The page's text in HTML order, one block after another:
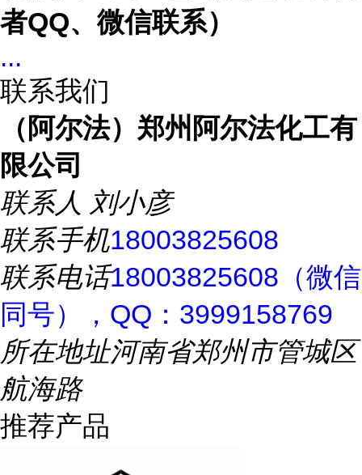
者QQ、微信联系）
...
联系我们
（阿尔法）郑州阿尔法化工有
限公司
联系人 刘小彦
联系手机18003825608
联系电话18003825608（微信
同号），QQ：3999158769
所在地址河南省郑州市管城区
航海路
推荐产品